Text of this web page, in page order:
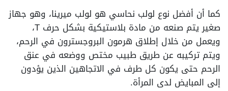
كما أن أفضل نوع لولب نحاسي هو لولب ميرينا، وهو جهاز
صغير يتم صنعه من مادة بلاستيكية بشكل حرف T،
ويعمل من خلال إطلاق هرمون البروجسترون في الرحم،
ويتم تركيبه عن طريق طبيب مختص ووضعه في عنق
الرحم حتى يكون كل طرف في الاتجاهين الذين يؤدون
إلى المبايض لدى المرأة.